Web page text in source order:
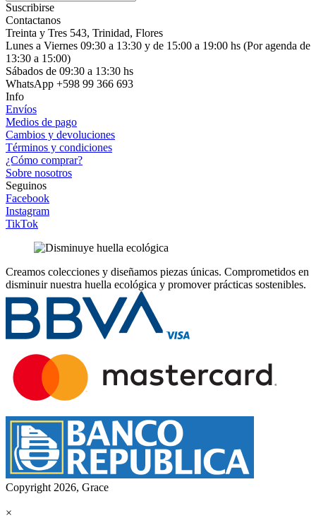
Suscribirse
Contactanos
Treinta y Tres 543, Trinidad, Flores
Lunes a Viernes 09:30 a 13:30 y de 15:00 a 19:00 hs (Por agenda de
13:30 a 15:00)
Sábados de 09:30 a 13:30 hs
WhatsApp +598 99 366 693
Info
Envíos
Medios de pago
Cambios y devoluciones
Términos y condiciones
¿Cómo comprar?
Sobre nosotros
Seguinos
Facebook
Instagram
TikTok
Creamos colecciones y diseñamos piezas únicas. Comprometidos en
disminuir nuestra huella ecológica y promover prácticas sostenibles.
Copyright 2026, Grace
×